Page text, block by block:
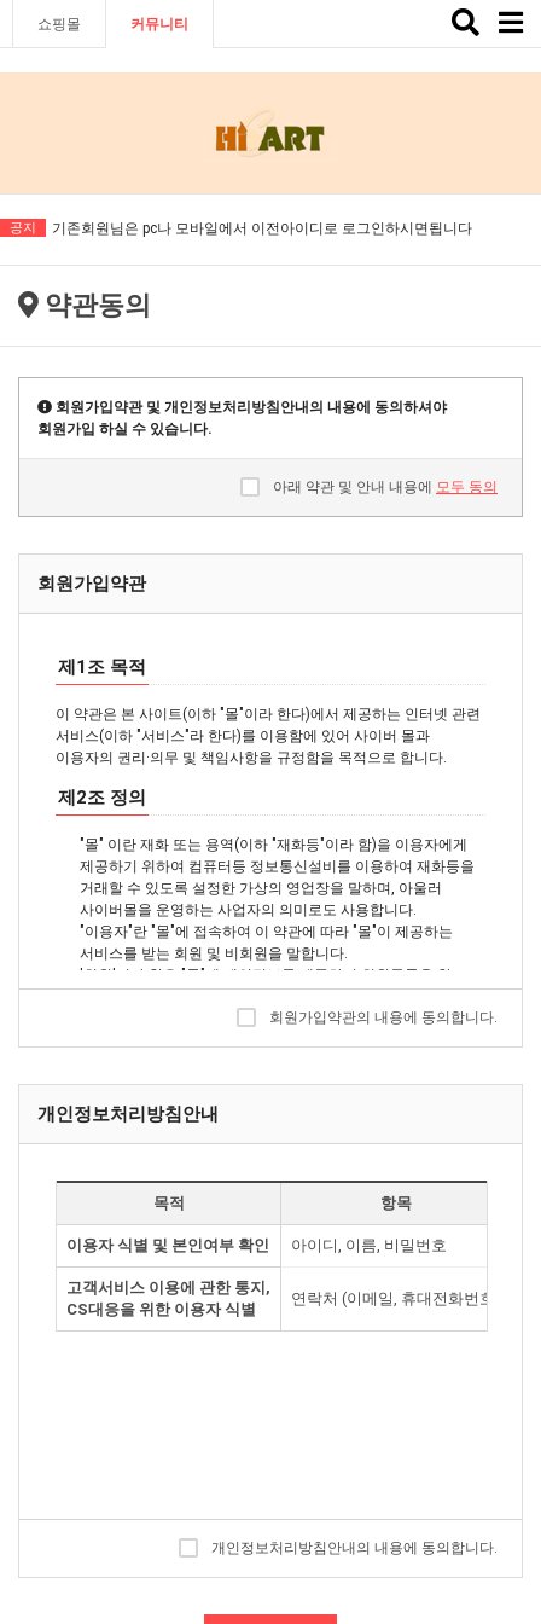
쇼핑몰 커뮤니티
Toggle
공지 기존회원님은 pc나 모바일에서 이전아이디로 로그인하시면됩니다
기존회원님은 pc나 모바일에서 이전아이디로 로그인하시면됩니다
약관동의
회원가입약관 및 개인정보처리방침안내의 내용에 동의하셔야
회원가입 하실 수 있습니다.
아래 약관 및 안내 내용에 모두 동의
회원가입약관
제1조 목적
이 약관은 본 사이트(이하 "몰"이라 한다)에서 제공하는 인터넷 관련
서비스(이하 "서비스"라 한다)를 이용함에 있어 사이버 몰과
이용자의 권리·의무 및 책임사항을 규정함을 목적으로 합니다.
제2조 정의
"몰" 이란 재화 또는 용역(이하 "재화등"이라 함)을 이용자에게
제공하기 위하여 컴퓨터등 정보통신설비를 이용하여 재화등을
거래할 수 있도록 설정한 가상의 영업장을 말하며, 아울러
사이버몰을 운영하는 사업자의 의미로도 사용합니다.
"이용자"란 "몰"에 접속하여 이 약관에 따라 "몰"이 제공하는
서비스를 받는 회원 및 비회원을 말합니다.
'회원'이라 함은 "몰"에 개인정보를 제공하여 회원등록을 한
서비스를 계속적으로 이용할 수 있는 자를 말합니다.
제3조 약관등의 명시와 설명 및 개정
전화번호·모사전송번호·전자우편주소, 사업자등록번호,
통신판매업신고번호, 개인정보관리책임자등을 이용자가 쉽게
알 수 있도록 사이버몰의 초기 서비스화면(전면)에 게시합니다.
다만, 약관의 내용은 이용자가 연결화면을 통하여 볼 수 있도록
할 수 있습니다.
"몰은 이용자가 약관에 동의하기에 앞서 약관에 정하여져 있는
내용 중 청약철회·배송책임·환불조건 등과 같은 중요한 내용을
이용자가 이해할 수 있도록 별도의 연결화면 또는 팝업화면 등을
불리하게 약관내용을 변경하는 경우에는 최소한 30일 이상의
회원가입약관의 내용에 동의합니다.
개인정보처리방침안내
목적 항목
이용자 식별 및 본인여부 확인 아이디, 이름, 비밀번호
고객서비스 이용에 관한 통지,
CS대응을 위한 이용자 식별
연락처 (이메일, 휴대전화번호)
개인정보처리방침안내의 내용에 동의합니다.